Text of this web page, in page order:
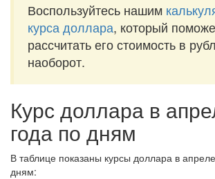
Воспользуйтесь нашим
курса доллара, который
рассчитать его стоимость в
наоборот.
Курс доллара в
года по дням
В таблице показаны курсы доллара в
дням: